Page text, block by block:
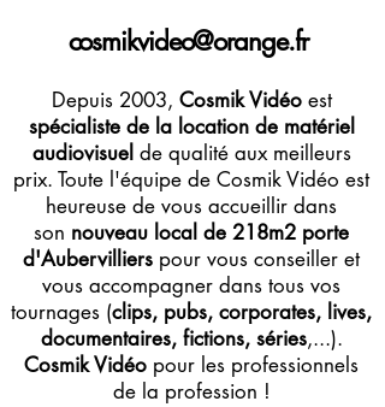
cosmikvideo@orange.fr
Depuis 2003, Cosmik Vidéoest
spécialiste de la location de matériel
audiovisuel de qualité aux meilleurs
prix. Toute l'équipe de Cosmik Vidéo est
heureuse de vous accueillir dans
son nouveau local de 218m2 porte
d'Aubervilliers pour vous conseiller et
vous accompagner dans tous vos
tournages (clips, pubs, corporates, lives,
documentaires, fictions, séries,...).
Cosmik Vidéo pour les professionnels
de la profession !